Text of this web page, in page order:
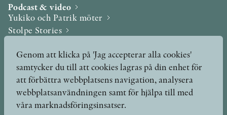
Podcast & video
Yukiko och Patrik möter
Stolpe Stories
Utmärkelser & Format
Utmärkelser
Övriga format
Genom att klicka på 'Jag accepterar alla cookies'
samtycker du till att cookies lagras på din enhet för
att förbättra webbplatsens navigation, analysera
webbplatsanvändningen samt för hjälpa till med
våra marknadsföringsinsatser.